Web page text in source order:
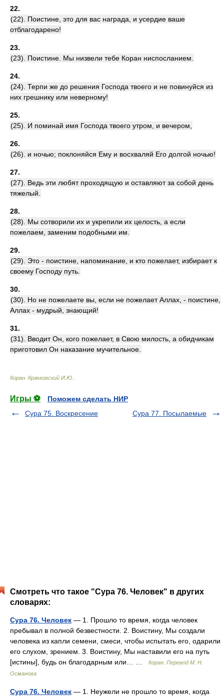
22.
(22). Поистине, это для вас награда, и усердие ваше
отблагодарено!
23.
(23). Поистине. Мы низвели тебе Коран ниспосланием.
24.
(24). Терпи же до решения Господа твоего и не повинуйся из
них грешнику или неверному!
25.
(25). И поминай имя Господа твоего утром, и вечером,
26.
(26). и ночью; поклоняйся Ему и восхваляй Его долгой ночью!
27.
(27). Ведь эти любят проходящую и оставляют за собой день
тяжелый.
28.
(28). Мы сотворили их и укрепили их целость, а если
пожелаем, заменим подобными им.
29.
(29). Это - поистине, напоминание, и кто пожелает, избирает к
своему Господу путь.
30.
(30). Но не пожелаете вы, если не пожелает Аллах, - поистине,
Аллах - мудрый, знающий!
31.
(31). Вводит Он, кого пожелает, в Свою милость, а обидчикам
приготовил Он наказание мучительное.
Коран Крачковский И.Ю.
Игры ⚽
Поможем сделать НИР
Сура 75. Воскресение
Сура 77. Посылаемые
Смотреть что такое "Сура 76. Человек" в других
словарях:
Сура 76. Человек — 1. Прошло то время, когда человек
пребывал в полной безвестности. 2. Воистину, Мы создали
человека из капли семени, смеси, чтобы испытать его, одарили
его слухом, зрением. 3. Воистину, Мы наставили его на путь
[истины], будь он благодарным или… …
Коран. Перевод М. Н.
Османова
Сура 76. Человек — 1. Неужели не прошло то время, когда